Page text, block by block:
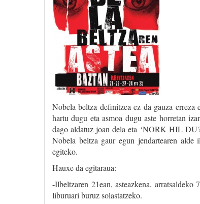
Nobela beltza definitzea ez da gauza
hartu dugu eta asmoa dugu aste horretan
dago aldatuz joan dela eta ‘NORK HIL
Nobela beltza gaur egun jendartearen
egiteko.
Hauxe da egitaraua:
-Ilbeltzaren 21ean, asteazkena,
liburuari buruz solastatzeko.